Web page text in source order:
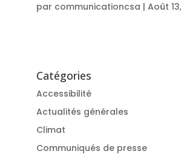
par communicationcsa | Août
Catégories
Accessibilité
Actualités générales
Climat
Communiqués de presse